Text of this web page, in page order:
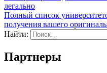
легально
Полный список
получения вашего
Найти:
Партнеры